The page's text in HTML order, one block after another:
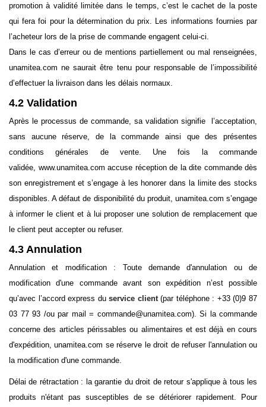
promotion à validité limitée dans le temps, c’est le cachet de la poste
qui fera foi pour la détermination du prix. Les informations fournies par
l’acheteur lors de la prise de commande engagent celui-ci.
Dans le cas d’erreur ou de mentions partiellement ou mal renseignées,
unamitea.com ne saurait être tenu pour responsable de l’impossibilité
d’effectuer la livraison dans les délais normaux.
4.2 Validation
Après le processus de commande, sa validation signifie l’acceptation,
sans aucune réserve, de la commande ainsi que des présentes
conditions générales de vente. Une fois la commande
validée, www.unamitea.com accuse réception de la dite commande dès
son enregistrement et s’engage à les honorer dans la limite des stocks
disponibles. A défaut de disponibilité du produit, unamitea.com s’engage
à informer le client et à lui proposer une solution de remplacement que
le client peut accepter ou refuser.
4.3 Annulation
Annulation et modification : Toute demande d'annulation ou de
modification d'une commande avant son expédition n’est possible
qu’avec l’accord express duservice client(par téléphone : +33 (0)9 87
03 77 93 /ou par mail = commande@unamitea.com). Si la commande
concerne des articles périssables ou alimentaires et est déjà en cours
d'expédition, unamitea.com se réserve le droit de refuser l'annulation ou
la modification d'une commande.
Délai de rétractation : la garantie du droit de retour s'applique à tous les
produits n'étant pas susceptibles de se détériorer rapidement. Pour